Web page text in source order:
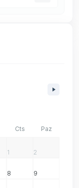
Cts Paz
1 2
8 9